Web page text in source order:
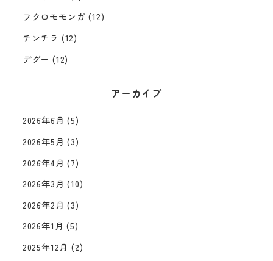
フクロモモンガ (12)
チンチラ (12)
デグー (12)
アーカイブ
2026年6月 (5)
2026年5月 (3)
2026年4月 (7)
2026年3月 (10)
2026年2月 (3)
2026年1月 (5)
2025年12月 (2)